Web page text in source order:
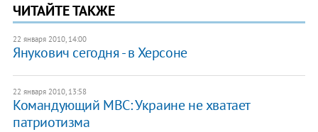
ЧИТАЙТЕ ТАКЖЕ
22 января 2010, 14:00
Янукович сегодня - в Херсоне
22 января 2010, 13:58
Командующий МВС: Украине не хватает
патриотизма